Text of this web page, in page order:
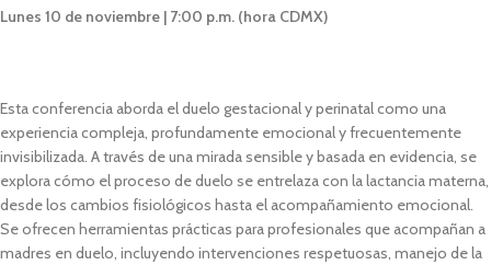
Lunes 10 de noviembre | 7:00 p.m. (hora CDMX)
Esta conferencia aborda el duelo gestacional y perinatal como una
experiencia compleja, profundamente emocional y frecuentemente
invisibilizada. A través de una mirada sensible y basada en evidencia, se
explora cómo el proceso de duelo se entrelaza con la lactancia materna,
desde los cambios fisiológicos hasta el acompañamiento emocional.
Se ofrecen herramientas prácticas para profesionales que acompañan a
madres en duelo, incluyendo intervenciones respetuosas, manejo de la